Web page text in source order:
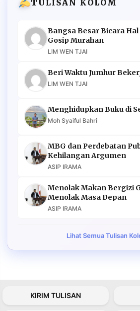
TULISAN KOLOM
Bangsa Besar Bicara
Gosip Murahan
LIM WEN TJAI
Beri Waktu Jumhur
LIM WEN TJAI
Menghidupkan Buku di
Moh Syaiful Bahri
MBG dan Perdebatan
Kehilangan Argumen
ASIP IRAMA
Menolak Makan Bergizi
Menolak Masa Depan
ASIP IRAMA
Lihat Semua Tulisan
KIRIM TULISAN